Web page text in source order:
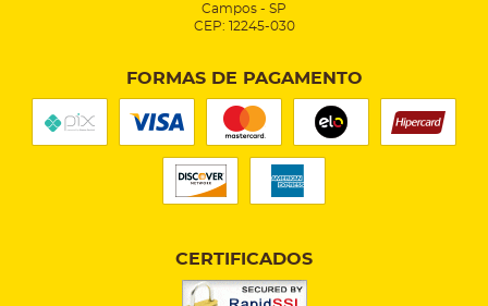
Campos - SP
CEP: 12245-030
FORMAS DE PAGAMENTO
CERTIFICADOS